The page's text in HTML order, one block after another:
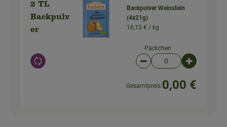
2 TL
Backpulv
er
Auswahl ändern
Backpulver Weinstein
(4x21g)
16,13 € / kg
Päckchen
Artikelanzahl
Gesamtpreis:0,00 €